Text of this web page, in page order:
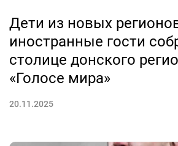
Дети из новых
иностранные гости
столице донского
«Голосе мира»
20.11.2025